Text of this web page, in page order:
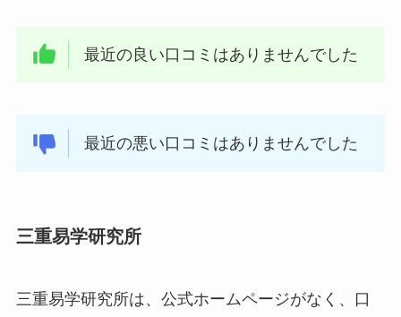
最近の良い口コミはありませんでした
最近の悪い口コミはありませんでした
三重易学研究所
三重易学研究所は、公式ホームページがなく、口